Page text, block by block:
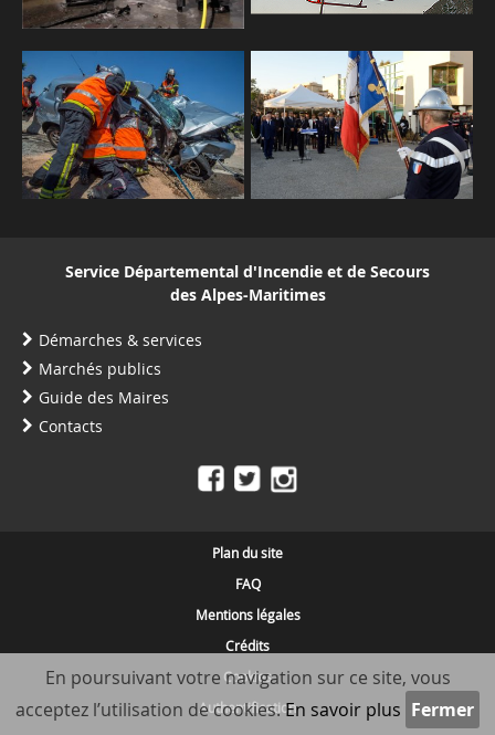
Service Départemental d'Incendie et de Secours
des Alpes-Maritimes
Démarches & services
Marchés publics
Guide des Maires
Contacts
Plan du site
FAQ
Mentions légales
Crédits
Cookies
Authentification
En poursuivant votre navigation sur ce site, vous
acceptez l’utilisation de cookies.En savoir plus